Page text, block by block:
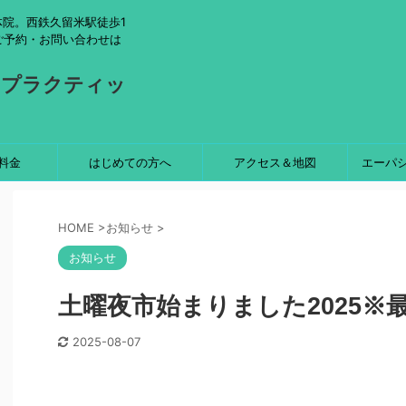
。西鉄久留米駅徒歩1
約・お問い合わせは
ラクティッ
金 はじめての方へ アクセス＆地図 エーパ
HOME >お知らせ >
お知らせ
土曜夜市始まりました2025※
2025-08-07